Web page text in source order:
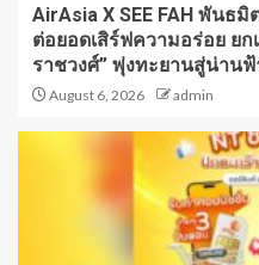
AirAsia X SEE FAH พันธ
ต่อยอดเสิร์ฟความอร่อย ย
ราชวงศ์” พุ่งทะยานสู่น่านฟ้
August 6, 2026 admin